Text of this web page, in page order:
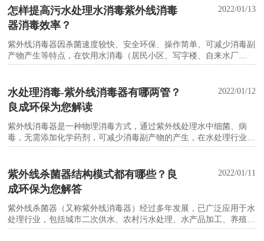
怎样提高污水处理水消毒紫外线消毒
器消毒效率？
2022/01/13
紫外线消毒器因杀菌速度较快、安全环保、操作简单、可减少消毒副
产物产生等特点，在饮用水消毒（居民小区、写字楼、自来水厂
等）、海水及淡水养殖用水消毒、食品加工行业用水消毒、生物及化
于农村污水处理水消毒。
水处理消毒-紫外线消毒器有哪两管？
良成环保为您解读
2022/01/12
紫外线消毒器是一种物理消毒方式，通过紫外线处理水中细菌、病
毒，无需添加化学药剂，可减少消毒副产物的产生，在水处理行业中
得到应用。
紫外线杀菌器结构模式都有哪些？良
成环保为您解答
2022/01/11
紫外线杀菌器（又称紫外线消毒器）经过多年发展，已广泛应用于水
处理行业，包括城市二次供水、农村污水处理、水产品加工、养殖用
水处理及生物、化学制药等领域。